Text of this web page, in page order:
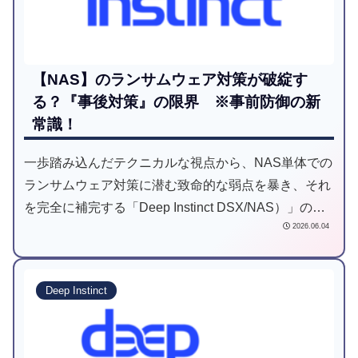
【NAS】のランサムウェア対策が破綻す
る？『事後対策』の限界 ※事前防御の新
常識！
一歩踏み込んだテクニカルな視点から、NAS単体での
ランサムウェア対策に潜む致命的な弱点を暴き、それ
を完全に補完する「Deep Instinct DSX/NAS）」の圧
倒的な優位性について、私自身の知見を交えて徹底解
2026.06.04
Deep Instinct